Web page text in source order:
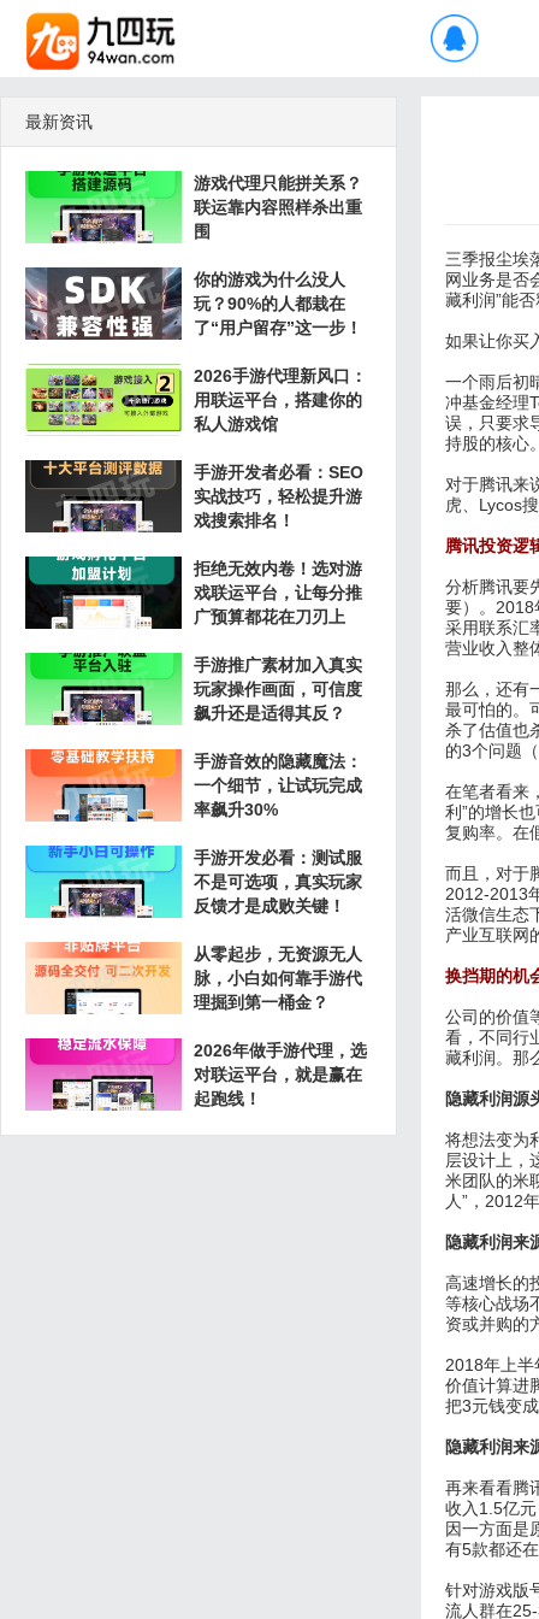
最新资讯
游戏代理只能拼关系？
联运靠内容照样杀出重
围
你的游戏为什么没人
玩？90%的人都栽在
了“用户留存”这一步！
2026手游代理新风口：
用联运平台，搭建你的
私人游戏馆
手游开发者必看：SEO
实战技巧，轻松提升游
戏搜索排名！
拒绝无效内卷！选对游
戏联运平台，让每分推
广预算都花在刀刃上
手游推广素材加入真实
玩家操作画面，可信度
飙升还是适得其反？
手游音效的隐藏魔法：
一个细节，让试玩完成
率飙升30%
手游开发必看：测试服
不是可选项，真实玩家
反馈才是成败关键！
从零起步，无资源无人
脉，小白如何靠手游代
理掘到第一桶金？
2026年做手游代理，选
对联运平台，就是赢在
起跑线！
三季报尘埃
网业务是否
藏利润”能
如果让你买
一个雨后初
冲基金经理
误，只要求
持股的核心
对于腾讯来
虎、Lycos
腾讯投资逻
分析腾讯要
要）。2018
采用联系汇
营业收入整
那么，还有
最可怕的。
杀了估值也
的3个问题
在笔者看来
利”的增长
复购率。在
而且，对于
2012-2013
活微信生态
产业互联网
换挡期的机
公司的价值
看，不同行
藏利润。那
隐藏利润源
将想法变为
层设计上，
米团队的米
人”，2012
隐藏利润
高速增长的
等核心战场
资或并购的
2018年上
价值计算进
把3元钱变
隐藏利润
再来看看腾
收入1.5亿
因一方面是
有5款都还
针对游戏版
流人群在